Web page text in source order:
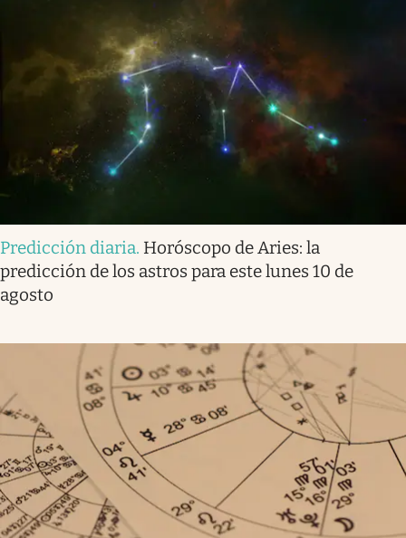
Predicción diaria. Horóscopo de Aries: la
predicción de los astros para este lunes 10 de
agosto